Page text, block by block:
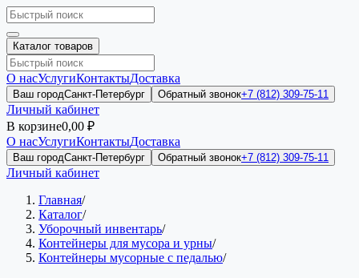
Каталог товаров
О насУслугиКонтактыДоставка
Ваш городСанкт-Петербург Обратный звонок+7 (812) 309-75-11
Личный кабинет
В корзине0,00 ₽
О насУслугиКонтактыДоставка
Ваш городСанкт-Петербург Обратный звонок+7 (812) 309-75-11
Личный кабинет
Главная/
Каталог/
Уборочный инвентарь/
Контейнеры для мусора и урны/
Контейнеры мусорные с педалью/